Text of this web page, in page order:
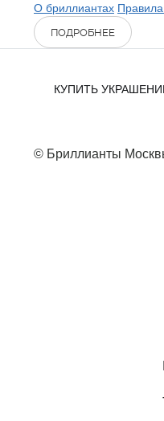
О бриллиантах
ПОДРОБНЕЕ
КУПИТЬ
© Бриллианты